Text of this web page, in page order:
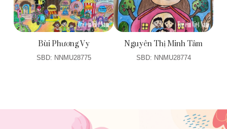
Bùi Phương Vy
SBD: NNMU28775
Nguyên Thị Minh Tâm
SBD: NNMU28774